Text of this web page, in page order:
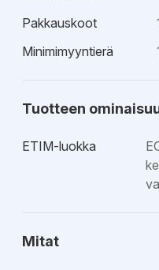
Pakkauskoot
Minimimyyntierä
Tuotteen
ETIM-luokka
Mitat